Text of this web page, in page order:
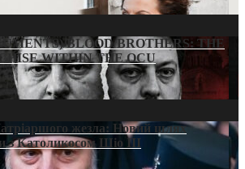
BLOOD BROTHERS: THE
WITHIN THE OCU
жезла: Новий шлях
з Католикосом Шіо III